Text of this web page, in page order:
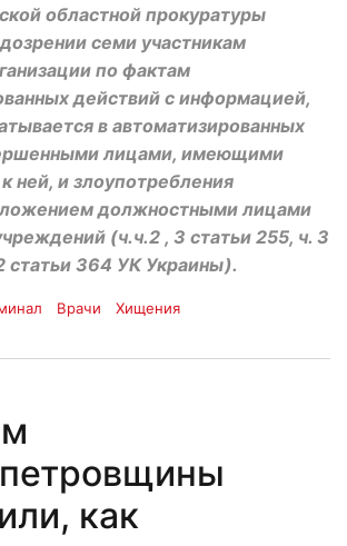
областной прокуратуры
семи участникам
по фактам
действий с информацией,
в автоматизированных
лицами, имеющими
ней, и злоупотребления
должностными лицами
(ч.ч.2 , 3 статьи 255, ч. 3
статьи 364 УК Украины).
Врачи Хищения
как